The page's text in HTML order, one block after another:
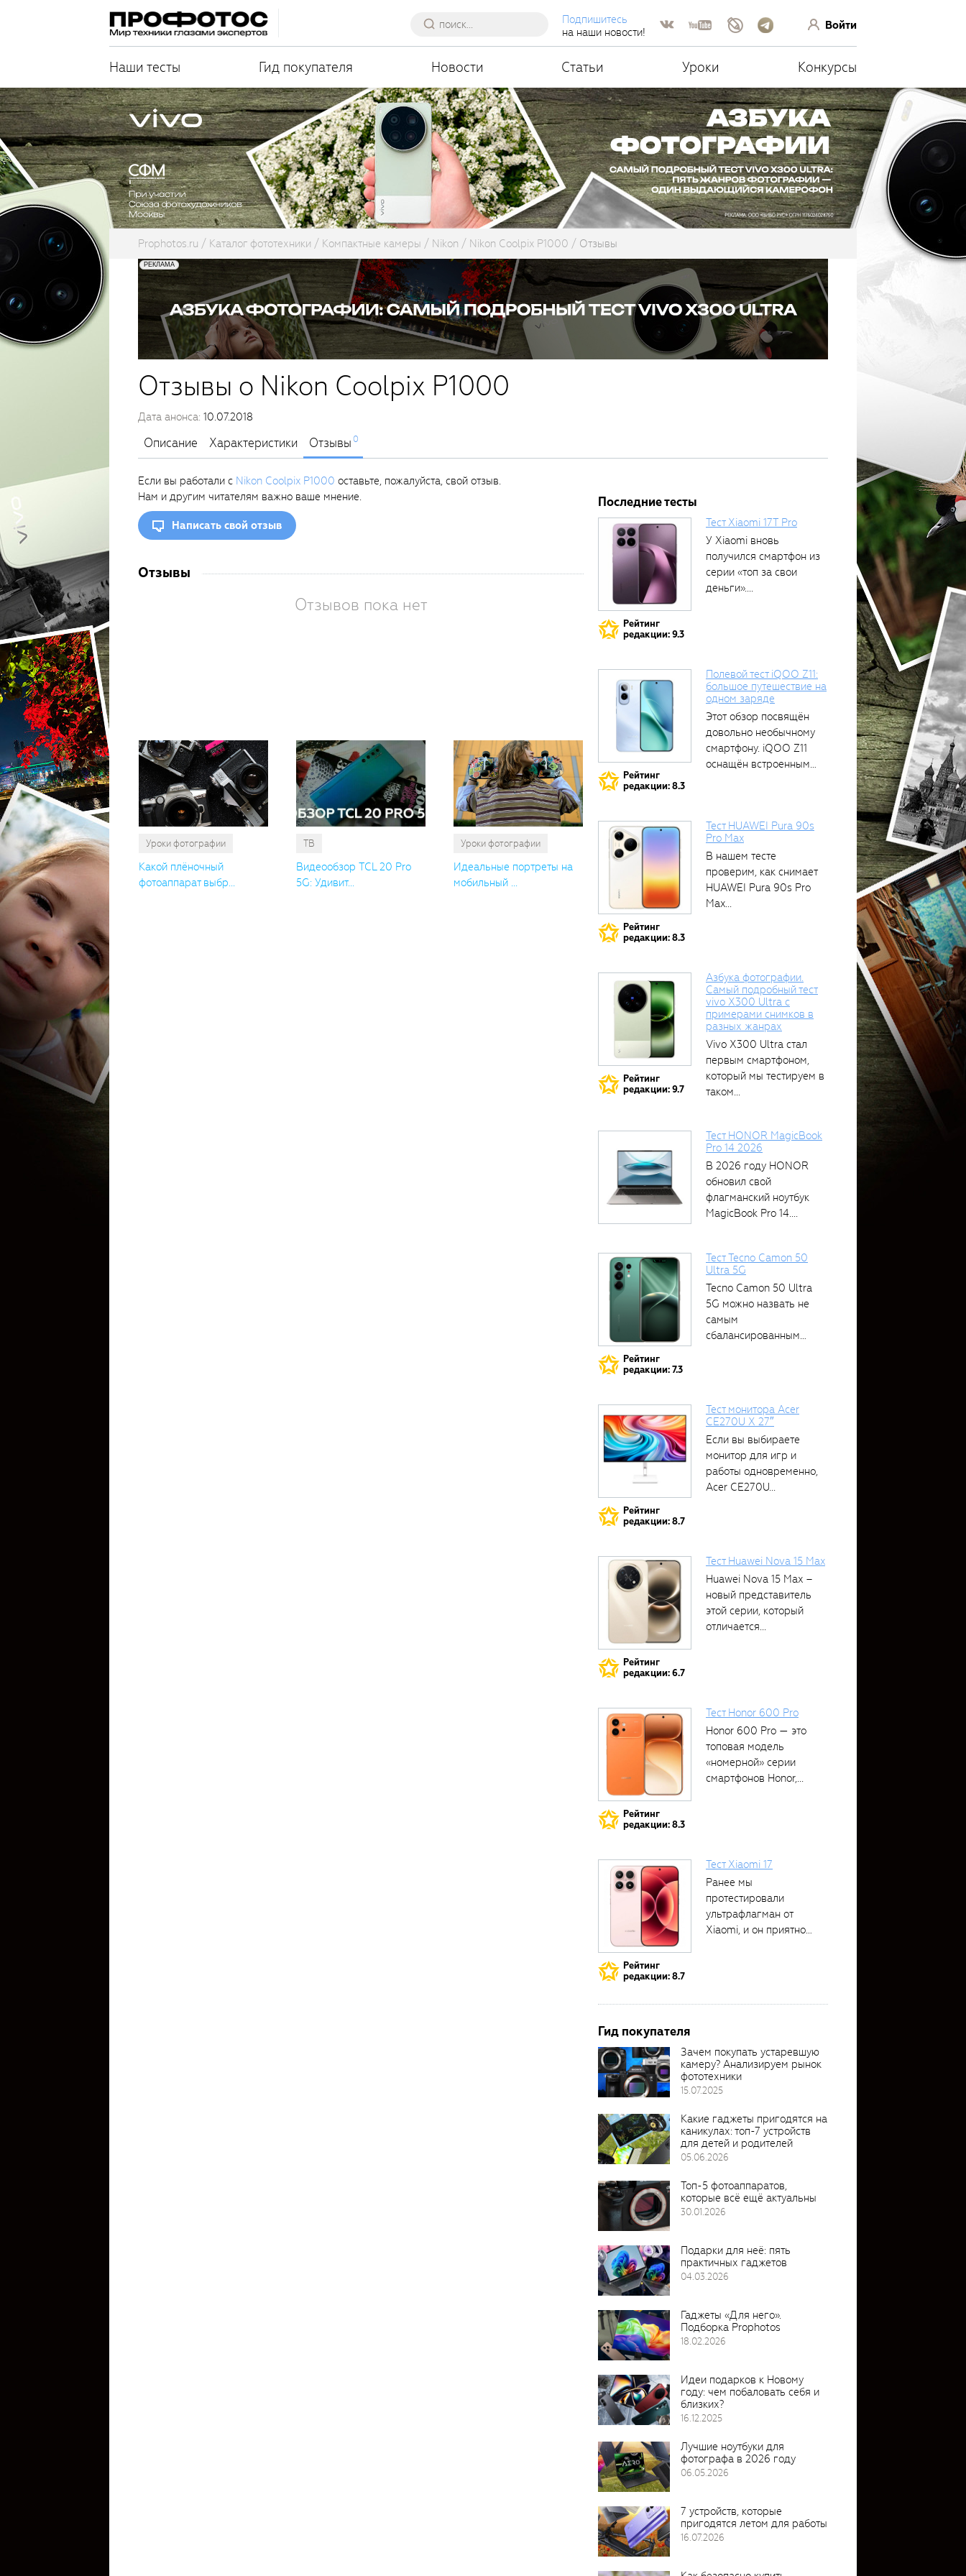
Подпишитесь
на наши новости!
Войти
Наши тесты Гид покупателя Новости Статьи Уроки Конкурсы
Prophotos.ru Каталог фототехники Компактные камеры Nikon Nikon Coolpix P1000 Отзывы
Отзывы о Nikon Coolpix P1000
Дата анонса: 10.07.2018
Описание Характеристики Отзывы0
Если вы работали с Nikon Coolpix P1000 оставьте, пожалуйста, свой отзыв.
Нам и другим читателям важно ваше мнение.
Написать свой отзыв
Отзывы
Отзывов пока нет
Вам
также
понравится
Уроки фотографии
Какой плёночный
фотоаппарат выбр...
ТВ
Видеообзор TCL 20 Pro
5G: Удивит...
Уроки фотографии
Идеальные портреты на
мобильный ...
Последние тесты
Рейтинг
редакции: 9.3
Тест Xiaomi 17T Pro
У Xiaomi вновь
получился смартфон из
серии «топ за свои
деньги»....
Рейтинг
редакции: 8.3
Полевой тест iQOO Z11:
большое путешествие на
одном заряде
Этот обзор посвящён
довольно необычному
смартфону. iQOO Z11
оснащён встроенным
Рейтинг
редакции: 8.3
Тест HUAWEI Pura 90s
Pro Max
В нашем тесте
проверим, как снимает
HUAWEI Pura 90s Pro
Max...
Рейтинг
редакции: 9.7
Азбука фотографии.
Самый подробный тест
vivo X300 Ultra с
примерами снимков в
разных жанрах
Vivo X300 Ultra стал
первым смартфоном,
который мы тестируем в
таком...
Тест HONOR MagicBook
Pro 14 2026
В 2026 году HONOR
обновил свой
флагманский ноутбук
MagicBook Pro 14....
Рейтинг
редакции: 7.3
Тест Tecno Camon 50
Ultra 5G
Tecno Camon 50 Ultra
5G можно назвать не
самым
сбалансированным
Рейтинг
редакции: 8.7
Тест монитора Acer
CE270U X 27″
Если вы выбираете
монитор для игр и
работы одновременно,
Acer CE270U...
Рейтинг
редакции: 6.7
Тест Huawei Nova 15 Max
Huawei Nova 15 Max –
новый представитель
этой серии, который
отличается...
Рейтинг
редакции: 8.3
Тест Honor 600 Pro
Honor 600 Pro — это
топовая модель
«номерной» серии
смартфонов Honor,...
Рейтинг
редакции: 8.7
Тест Xiaomi 17
Ранее мы
протестировали
ультрафлагман от
Xiaomi, и он приятно
Гид покупателя
Зачем покупать устаревшую
камеру? Анализируем рынок
фототехники
15.07.2025
Какие гаджеты пригодятся на
каникулах: топ-7 устройств
для детей и родителей
05.06.2026
Топ-5 фотоаппаратов,
которые всё ещё актуальны
30.01.2026
Подарки для неё: пять
практичных гаджетов
04.03.2026
Гаджеты «Для него».
Подборка Prophotos
18.02.2026
Идеи подарков к Новому
году: чем побаловать себя и
близких?
16.12.2025
Лучшие ноутбуки для
фотографа в 2026 году
06.05.2026
7 устройств, которые
пригодятся летом для работы
16.07.2026